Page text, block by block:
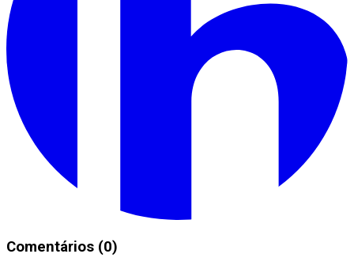
Comentários (0)